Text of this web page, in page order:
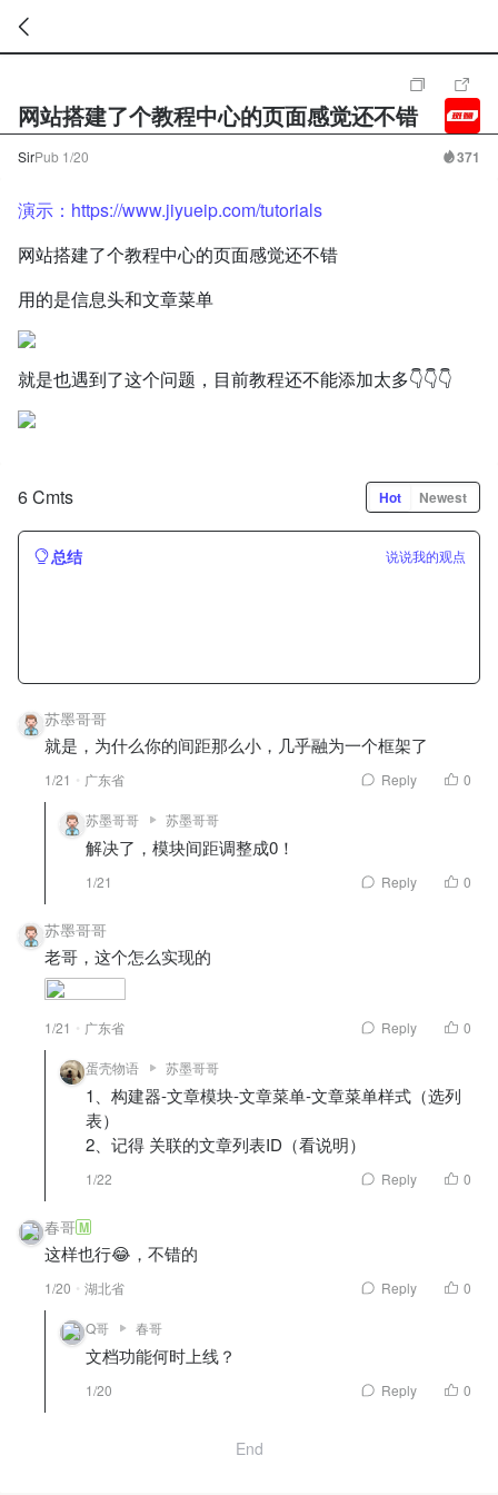
网站搭建了个教程中心的页面感觉还不错
SirPub 1/20 371
演示：https://www.jiyueip.com/tutorials
网站搭建了个教程中心的页面感觉还不错
用的是信息头和文章菜单
就是也遇到了这个问题，目前教程还不能添加太多👇👇👇
6 Cmts Hot Newest
总结 说说我的观点
苏墨哥哥
就是，为什么你的间距那么小，几乎融为一个框架了
1/21 广东省 Reply 0
苏墨哥哥 苏墨哥哥
解决了，模块间距调整成0！
1/21 Reply 0
苏墨哥哥
老哥，这个怎么实现的
1/21 广东省 Reply 0
蛋壳物语 苏墨哥哥
1、构建器-文章模块-文章菜单-文章菜单样式（选列
表）
2、记得 关联的文章列表ID（看说明）
1/22 Reply 0
春哥M
这样也行😂，不错的
1/20 湖北省 Reply 0
Q哥 春哥
文档功能何时上线？
1/20 Reply 0
End